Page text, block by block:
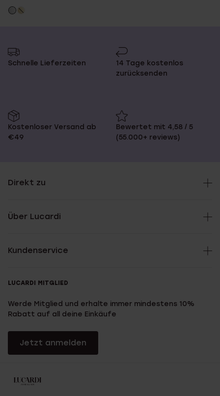
Schnelle Lieferzeiten
14 Tage kostenlos
zurücksenden
Kostenloser Versand ab
€49
Bewertet mit 4,58 / 5
(55.000+ reviews)
Direkt zu
Über Lucardi
Kundenservice
LUCARDI MITGLIED
Werde Mitglied und erhalte immer mindestens 10%
Rabatt auf all deine Einkäufe
Jetzt anmelden